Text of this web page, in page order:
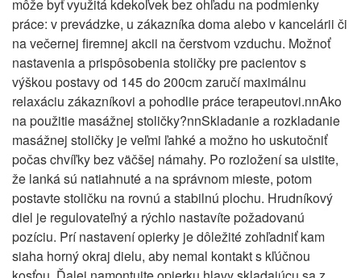
môže byť využitá kdekoľvek bez ohľadu na podmienky
práce: v prevádzke, u zákazníka doma alebo v kancelárii či
na večernej firemnej akcii na čerstvom vzduchu. Možnoť
nastavenia a prispôsobenia stoličky pre pacientov s
výškou postavy od 145 do 200cm zaručí maximálnu
relaxáciu zákazníkovi a pohodlie práce terapeutovi.nnAko
na použitie masážnej stoličky?nnSkladanie a rozkladanie
masážnej stoličky je veľmi ľahké a možno ho uskutočniť
počas chvíľky bez väčšej námahy. Po rozložení sa uistite,
že lanká sú natiahnuté a na správnom mieste, potom
postavte stoličku na rovnú a stabilnú plochu. Hrudníkový
diel je regulovateľný a rýchlo nastavíte požadovanú
pozíciu. Prí nastavení opierky je dôležité zohľadniť kam
siaha horný okraj dielu, aby nemal kontakt s kľúčnou